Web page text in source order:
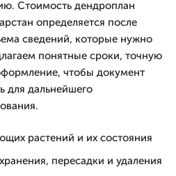
Стоимость дендроплан
определяется после
сведений, которые нужно
понятные сроки, точную
чтобы документ
для дальнейшего
растений и их состояния
пересадки и удаления